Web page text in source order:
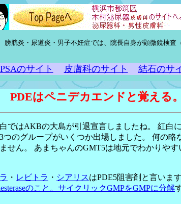
胱炎・尿道炎・男子不妊症では、院長自身が顕微鏡検
PSAのサイト 皮膚科のサイト 結石のサ
PDEはペニデカエンドと覚える。
ではAKBの大島が引退宣言しましたね。 紅白に
つのグループがいくつか出場しました。 何の略
せん。 あまちゃんのGMT5は地元でわかりやす
・ レビトラ ・ シアリスはPDE5阻害剤と言いま
のこと。サイクリックGMPをGMPに分解